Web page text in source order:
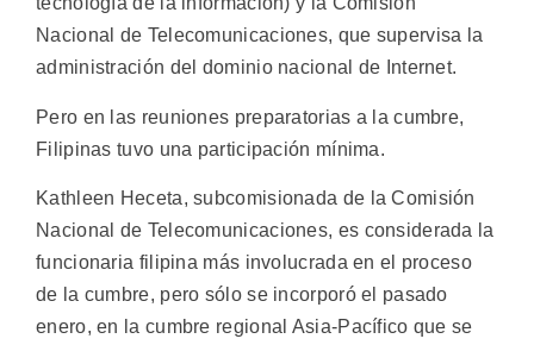
Nacional de Telecomunicaciones, que supervisa la
administración del dominio nacional de Internet.
Pero en las reuniones preparatorias a la cumbre,
Filipinas tuvo una participación mínima.
Kathleen Heceta, subcomisionada de la Comisión
Nacional de Telecomunicaciones, es considerada la
funcionaria filipina más involucrada en el proceso
de la cumbre, pero sólo se incorporó el pasado
enero, en la cumbre regional Asia-Pacífico que se